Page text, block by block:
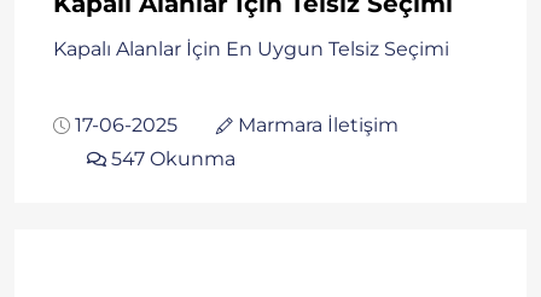
Kapalı Alanlar İçin En Uygun Telsiz Seçimi
17-06-2025
Marmara İletişim
547 Okunma